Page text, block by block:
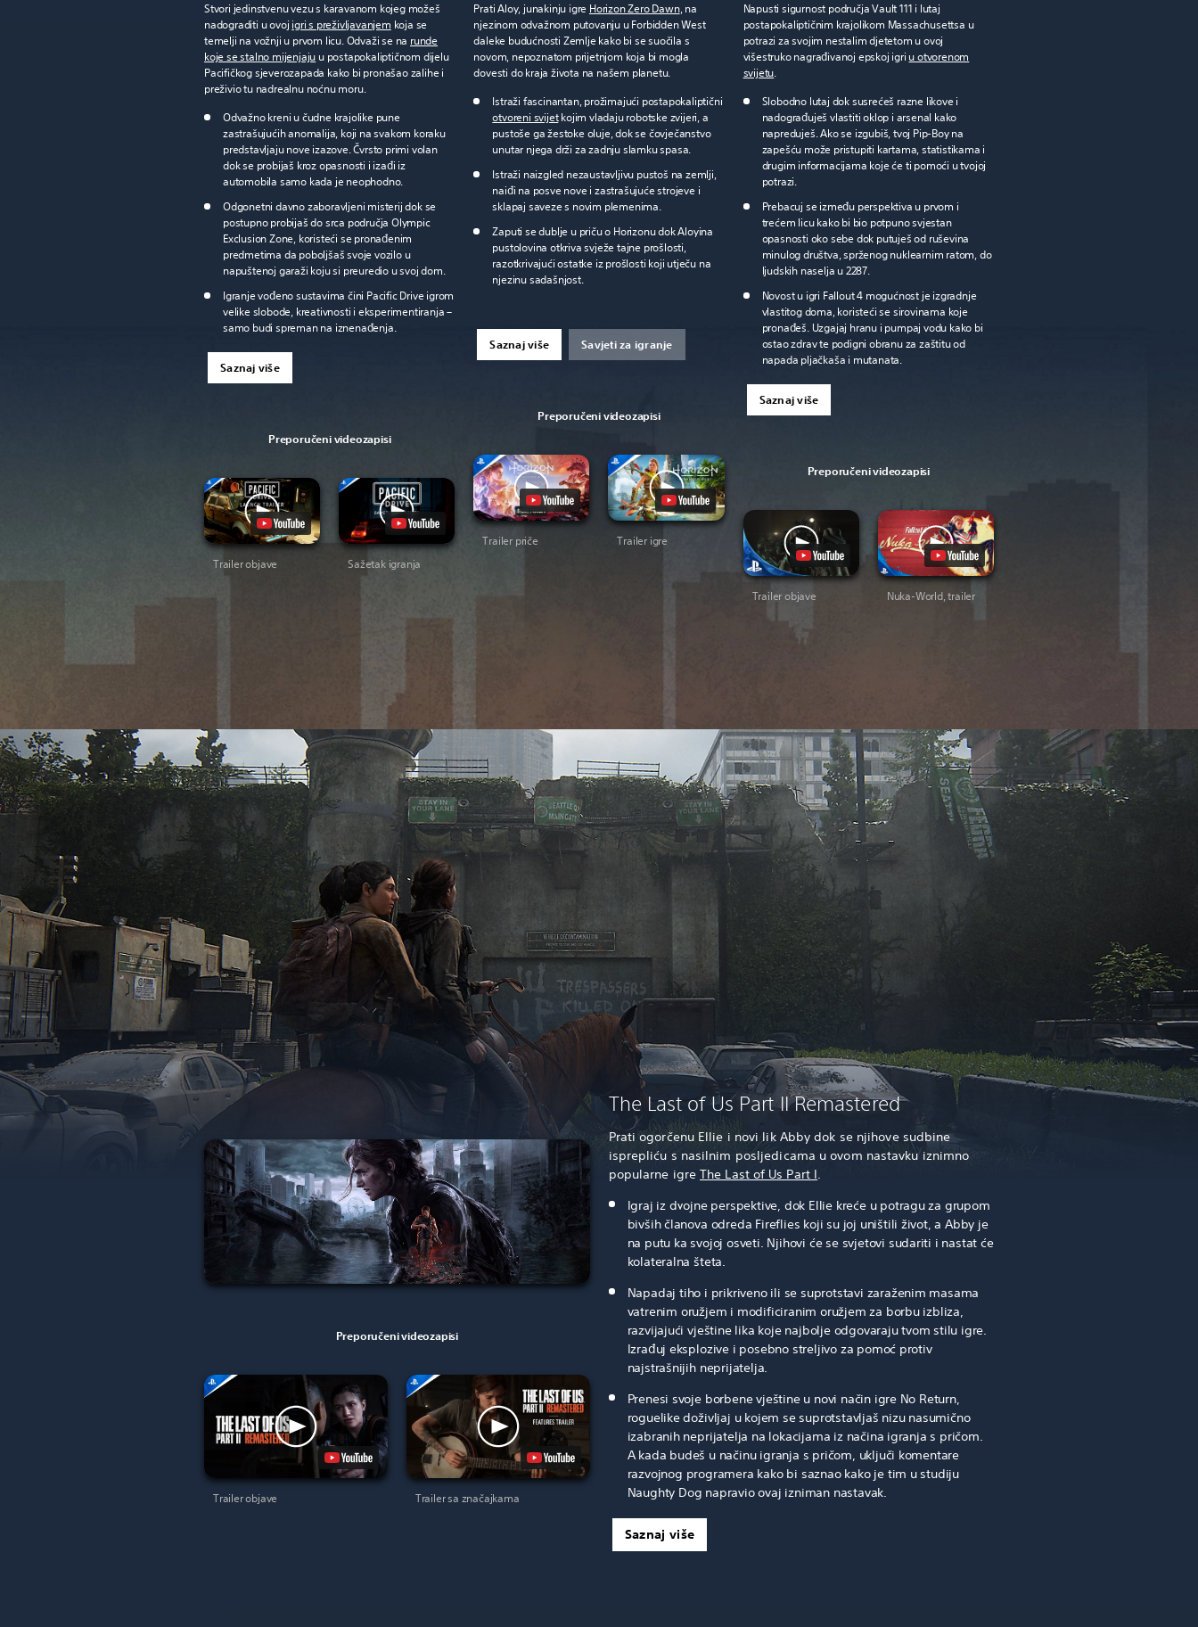
Stvori jedinstvenu vezu s karavanom kojeg možeš
nadograditi u ovoj igri s preživljavanjem koja se
temelji na vožnji u prvom licu. Odvaži se na runde
koje se stalno mijenjaju u postapokaliptičnom dijelu
Pacifičkog sjeverozapada kako bi pronašao zalihe i
preživio tu nadrealnu noćnu moru.
Odvažno kreni u čudne krajolike pune
zastrašujućih anomalija, koji na svakom koraku
predstavljaju nove izazove. Čvrsto primi volan
dok se probijaš kroz opasnosti i izađi iz
automobila samo kada je neophodno.
Odgonetni davno zaboravljeni misterij dok se
postupno probijaš do srca područja Olympic
Exclusion Zone, koristeći se pronađenim
predmetima da poboljšaš svoje vozilo u
napuštenoj garaži koju si preuredio u svoj dom.
Igranje vođeno sustavima čini Pacific Drive igrom
velike slobode, kreativnosti i eksperimentiranja –
samo budi spreman na iznenađenja.
Saznaj više
Preporučeni videozapisi
Trailer objave Sažetak igranja
Prati Aloy, junakinju igre Horizon Zero Dawn, na
njezinom odvažnom putovanju u Forbidden West
daleke budućnosti Zemlje kako bi se suočila s
novom, nepoznatom prijetnjom koja bi mogla
dovesti do kraja života na našem planetu.
Istraži fascinantan, prožimajući postapokaliptični
otvoreni svijetkojim vladaju robotske zvijeri, a
pustoše ga žestoke oluje, dok se čovječanstvo
unutar njega drži za zadnju slamku spasa.
Istraži naizgled nezaustavljivu pustoš na zemlji,
naiđi na posve nove i zastrašujuće strojeve i
sklapaj saveze s novim plemenima.
Zaputi se dublje u priču o Horizonu dok Aloyina
pustolovina otkriva svježe tajne prošlosti,
razotkrivajući ostatke iz prošlosti koji utječu na
njezinu sadašnjost.
Saznaj više Savjeti za igranje
Preporučeni videozapisi
Trailer priče Trailer igre
Napusti sigurnost područja Vault 111 i lutaj
postapokaliptičnim krajolikom Massachusettsa u
potrazi za svojim nestalim djetetom u ovoj
višestruko nagrađivanoj epskoj igri u otvorenom
svijetu.
Slobodno lutaj dok susrećeš razne likove i
nadograđuješ vlastiti oklop i arsenal kako
napreduješ. Ako se izgubiš, tvoj Pip-Boy na
zapešću može pristupiti kartama, statistikama i
drugim informacijama koje će ti pomoći u tvojoj
potrazi.
Prebacuj se između perspektiva u prvom i
trećem licu kako bi bio potpuno svjestan
opasnosti oko sebe dok putuješ od ruševina
minulog društva, sprženog nuklearnim ratom, do
ljudskih naselja u 2287.
Novost u igri Fallout 4 mogućnost je izgradnje
vlastitog doma, koristeći se sirovinama koje
pronađeš. Uzgajaj hranu i pumpaj vodu kako bi
ostao zdrav te podigni obranu za zaštitu od
napada pljačkaša i mutanata.
Saznaj više
Preporučeni videozapisi
Trailer objave Nuka-World, trailer
Preporučeni videozapisi
Trailer objave Trailer sa značajkama
The Last of Us Part II Remastered
Prati ogorčenu Ellie i novi lik Abby dok se njihove sudbine
isprepliću s nasilnim posljedicama u ovom nastavku iznimno
popularne igre The Last of Us Part I.
Igraj iz dvojne perspektive, dok Ellie kreće u potragu za grupom
bivših članova odreda Fireflies koji su joj uništili život, a Abby je
na putu ka svojoj osveti. Njihovi će se svjetovi sudariti i nastat će
kolateralna šteta.
Napadaj tiho i prikriveno ili se suprotstavi zaraženim masama
vatrenim oružjem i modificiranim oružjem za borbu izbliza,
razvijajući vještine lika koje najbolje odgovaraju tvom stilu igre.
Izrađuj eksplozive i posebno streljivo za pomoć protiv
najstrašnijih neprijatelja.
Prenesi svoje borbene vještine u novi način igre No Return,
roguelike doživljaj u kojem se suprotstavljaš nizu nasumično
izabranih neprijatelja na lokacijama iz načina igranja s pričom.
A kada budeš u načinu igranja s pričom, uključi komentare
razvojnog programera kako bi saznao kako je tim u studiju
Naughty Dog napravio ovaj izniman nastavak.
Saznaj više